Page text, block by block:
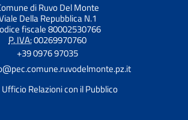
di Ruvo Del Monte
Della Repubblica N.1
fiscale 80002530766
P. IVA:00269970760
+39 0976 97035
Relazioni con il Pubblico